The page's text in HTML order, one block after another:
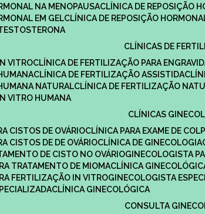
NA MENOPAUSA
CLÍNICA DE REPOSIÇÃO
EM GEL
CLÍNICA DE REPOSIÇÃO
CLÍNICAS DE
VITRO
CLÍNICA DE FERTILIZAÇÃO PARA
CLÍNICA DE FERTILIZAÇÃO ASSISTIDA
NATURAL
CLÍNICA DE FERTILIZAÇÃO
VITRO HUMANA
CLÍNICAS
CISTOS DE OVÁRIO
CLÍNICA PARA EXAME DE
CISTOS DE DE OVÁRIO
CLÍNICA DE GINECOLOGIA
DE CISTO NO OVÁRIO
GINECOLOGISTA
TRATAMENTO DE MIOMA
CLÍNICA
FERTILIZAÇÃO IN VITRO
GINECOLOGISTA
CLÍNICA GINECOLÓGICA
CONSULTA